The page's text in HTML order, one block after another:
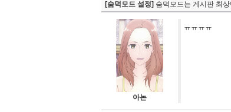
[숨덕모드 설정] 숨덕모드는 게시판 최
아논
ㅠㅠㅠㅠ